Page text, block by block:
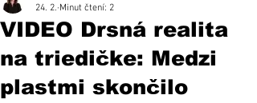
VIDEO Drsná realita
na triedičke: Medzi
plastmi skončilo
24. 2. Minut čtení: 2